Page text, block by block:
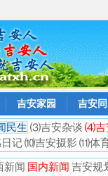
吉安家园 吉安
民生 ⑶吉安杂谈 ⑷吉
记 ⑽吉安摄影 ⑾体
新闻 国内新闻 吉安规